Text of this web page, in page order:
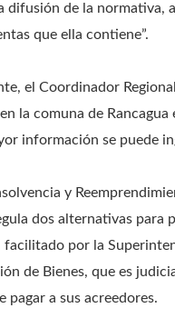
difusión de la normativa,
que ella contiene”.
el Coordinador
la comuna de
información se puede
y
dos alternativas
por la
de Bienes, que es
pagar a sus acreedores.